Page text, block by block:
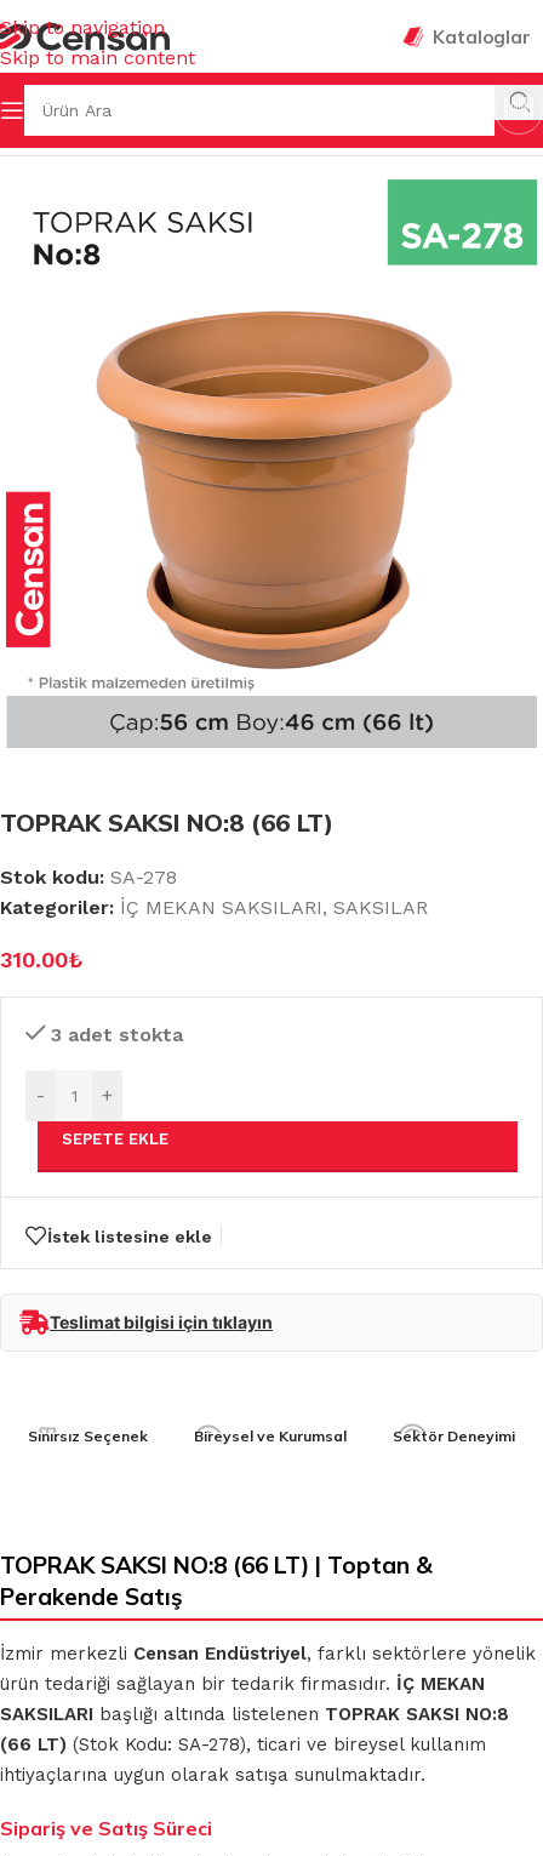
Skip to navigation
Skip to main content
Kataloglar
Ana Sayfa
TOPRAK SAKSI NO:8 (66 LT)
Stok kodu: SA-278
Kategoriler: İÇ MEKAN SAKSILARI, SAKSILAR
310.00₺
3 adet stokta
- +
SEPETE EKLE
İstek listesine ekle
Teslimat bilgisi için tıklayın
Sınırsız Seçenek Bireysel ve Kurumsal Sektör Deneyimi
TOPRAK SAKSI NO:8 (66 LT) | Toptan &
Perakende Satış
İzmir merkezli Censan Endüstriyel, farklı sektörlere yönelik
ürün tedariği sağlayan bir tedarik firmasıdır. İÇ MEKAN
SAKSILARI başlığı altında listelenen TOPRAK SAKSI NO:8
(66 LT) (Stok Kodu: SA-278), ticari ve bireysel kullanım
ihtiyaçlarına uygun olarak satışa sunulmaktadır.
Sipariş ve Satış Süreci